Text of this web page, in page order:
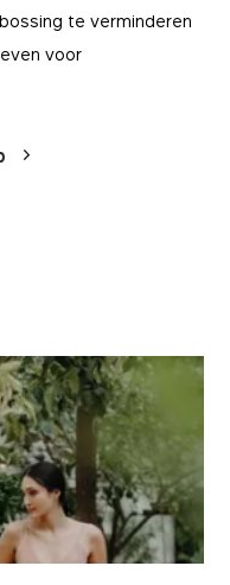
te verminderen
voor
te
mobitec.be